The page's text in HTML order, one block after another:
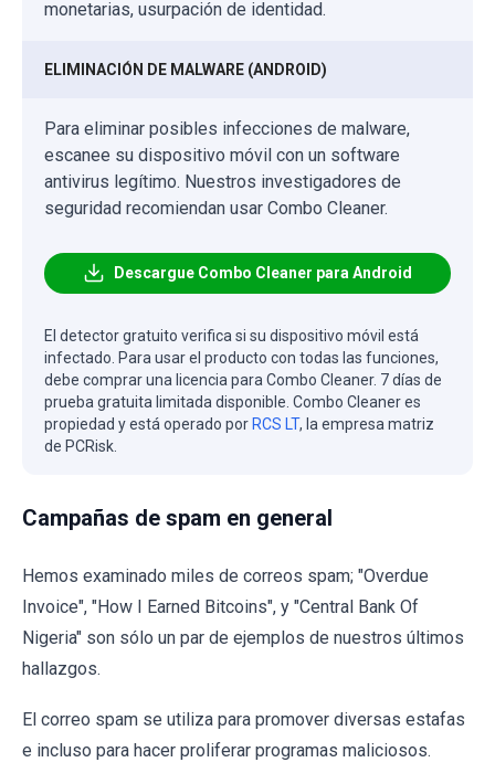
monetarias, usurpación de identidad.
ELIMINACIÓN DE MALWARE (ANDROID)
Para eliminar posibles infecciones de malware,
escanee su dispositivo móvil con un software
antivirus legítimo. Nuestros investigadores de
seguridad recomiendan usar Combo Cleaner.
Descargue Combo Cleaner para Android
El detector gratuito verifica si su dispositivo móvil está
infectado. Para usar el producto con todas las funciones,
debe comprar una licencia para Combo Cleaner. 7 días de
prueba gratuita limitada disponible. Combo Cleaner es
propiedad y está operado porRCS LT, la empresa matriz
de PCRisk.
Campañas de spam en general
Hemos examinado miles de correos spam; "Overdue
Invoice", "How I Earned Bitcoins", y "Central Bank Of
Nigeria" son sólo un par de ejemplos de nuestros últimos
hallazgos.
El correo spam se utiliza para promover diversas estafas
e incluso para hacer proliferar programas maliciosos.